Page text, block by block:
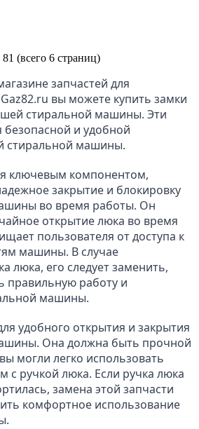
(всего 6 страниц)
запчастей для
вы можете купить замки
стиральной машины. Эти
безопасной и удобной
стиральной машины.
ключевым компонентом,
закрытие и блокировку
во время работы. Он
открытие люка во время
пользователя от доступа к
машины. В случае
люка, его следует заменить,
правильную работу и
машины.
удобного открытия и закрытия
Она должна быть прочной
могли легко использовать
с ручкой люка. Если ручка люка
замена этой запчасти
комфортное использование